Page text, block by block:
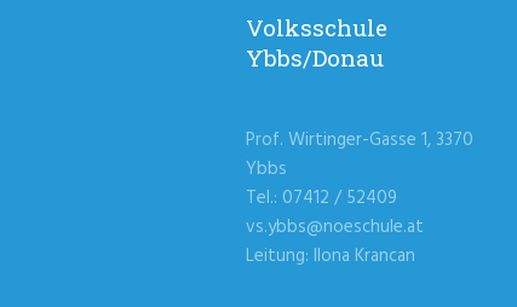
Volksschule
Ybbs/Donau
Prof. Wirtinger-Gasse 1, 3370
Ybbs
Tel.: 07412 / 52409
vs.ybbs@noeschule.at
Leitung: Ilona Krancan